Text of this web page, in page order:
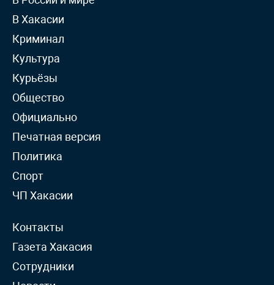
В Хакасии
Криминал
Культура
Курьёзы
Общество
Официально
Печатная версия
Политика
Спорт
ЧП Хакасии
Контакты
Газета Хакасия
Сотрудники